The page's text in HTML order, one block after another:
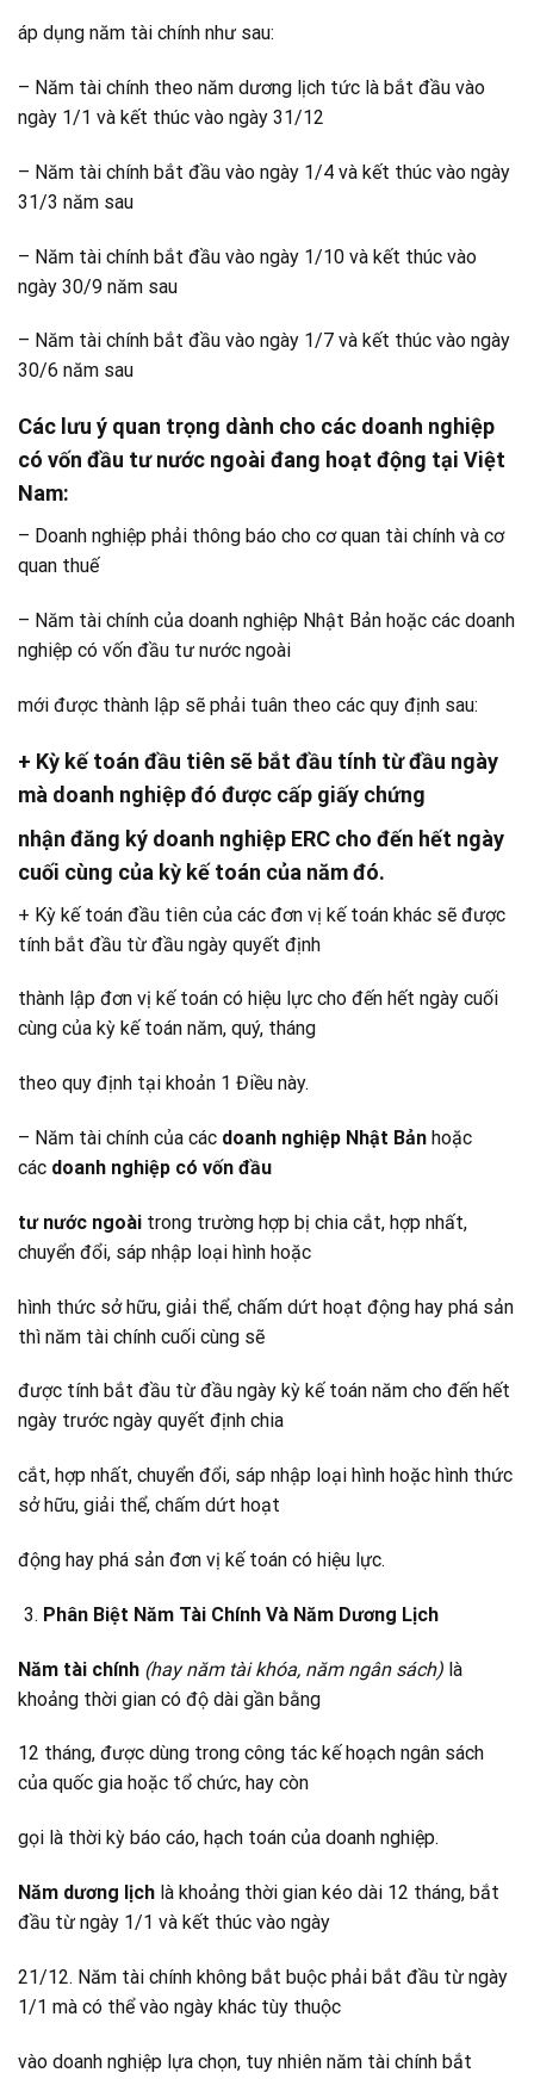
áp dụng năm tài chính như sau:
– Năm tài chính theo năm dương lịch tức là bắt đầu vào
ngày 1/1 và kết thúc vào ngày 31/12
– Năm tài chính bắt đầu vào ngày 1/4 và kết thúc vào ngày
31/3 năm sau
– Năm tài chính bắt đầu vào ngày 1/10 và kết thúc vào
ngày 30/9 năm sau
– Năm tài chính bắt đầu vào ngày 1/7 và kết thúc vào ngày
30/6 năm sau
Các lưu ý quan trọng dành cho các doanh nghiệp
có vốn đầu tư nước ngoài đang hoạt động tại Việt
Nam:
– Doanh nghiệp phải thông báo cho cơ quan tài chính và cơ
quan thuế
– Năm tài chính của doanh nghiệp Nhật Bản hoặc các doanh
nghiệp có vốn đầu tư nước ngoài
mới được thành lập sẽ phải tuân theo các quy định sau:
+ Kỳ kế toán đầu tiên sẽ bắt đầu tính từ đầu ngày
mà doanh nghiệp đó được cấp giấy chứng
nhận đăng ký doanh nghiệp ERC cho đến hết ngày
cuối cùng của kỳ kế toán của năm đó.
+ Kỳ kế toán đầu tiên của các đơn vị kế toán khác sẽ được
tính bắt đầu từ đầu ngày quyết định
thành lập đơn vị kế toán có hiệu lực cho đến hết ngày cuối
cùng của kỳ kế toán năm, quý, tháng
theo quy định tại khoản 1 Điều này.
– Năm tài chính của các doanh nghiệp Nhật Bản hoặc
các doanh nghiệp có vốn đầu
tư nước ngoài trong trường hợp bị chia cắt, hợp nhất,
chuyển đổi, sáp nhập loại hình hoặc
hình thức sở hữu, giải thể, chấm dứt hoạt động hay phá sản
thì năm tài chính cuối cùng sẽ
được tính bắt đầu từ đầu ngày kỳ kế toán năm cho đến hết
ngày trước ngày quyết định chia
cắt, hợp nhất, chuyển đổi, sáp nhập loại hình hoặc hình thức
sở hữu, giải thể, chấm dứt hoạt
động hay phá sản đơn vị kế toán có hiệu lực.
Phân Biệt Năm Tài Chính Và Năm Dương Lịch
Năm tài chính (hay năm tài khóa, năm ngân sách) là
khoảng thời gian có độ dài gần bằng
12 tháng, được dùng trong công tác kế hoạch ngân sách
của quốc gia hoặc tổ chức, hay còn
gọi là thời kỳ báo cáo, hạch toán của doanh nghiệp.
Năm dương lịch là khoảng thời gian kéo dài 12 tháng, bắt
đầu từ ngày 1/1 và kết thúc vào ngày
21/12. Năm tài chính không bắt buộc phải bắt đầu từ ngày
1/1 mà có thể vào ngày khác tùy thuộc
vào doanh nghiệp lựa chọn, tuy nhiên năm tài chính bắt